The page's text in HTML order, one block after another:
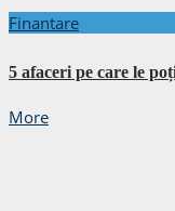
Finantare
5 afaceri pe care le
More